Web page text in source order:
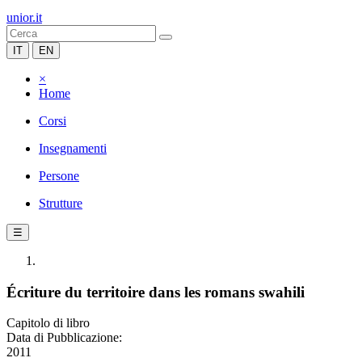
unior.it
IT EN
×
Home
Corsi
Insegnamenti
Persone
Strutture
☰
Écriture du territoire dans les romans swahili
Capitolo di libro
Data di Pubblicazione:
2011